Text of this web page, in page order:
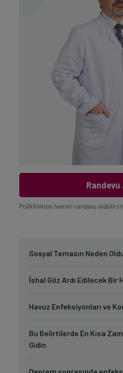
Randevu
Poliklinikten hemen randevu
Sosyal Temasın Neden
İshal Göz Ardı Edilecek Bir
Havuz Enfeksiyonları ve
Bu Belirtilerde En Kısa
Gidin
Deprem sonrasında